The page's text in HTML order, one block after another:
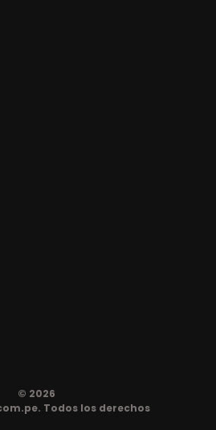
© 2026
Todos los derechos